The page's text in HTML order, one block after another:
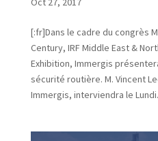
[:fr]Dans le cadre du congrès
Century, IRF Middle East &
Exhibition, Immergis
sécurité routière. M. Vincent
Immergis, interviendra le